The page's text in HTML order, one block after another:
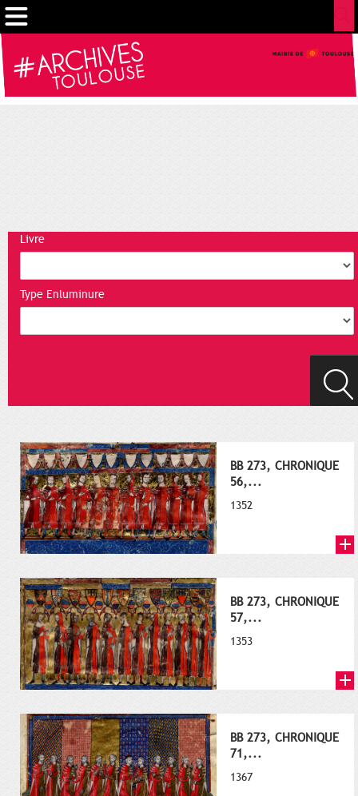
Livre
Type Enluminure
BB 273, CHRONIQUE
56,...
1352
BB 273, CHRONIQUE
57,...
1353
BB 273, CHRONIQUE
71,...
1367
Gestion de vos préférences sur les cookies